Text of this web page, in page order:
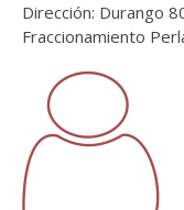
Dirección: Durango
Fraccionamiento